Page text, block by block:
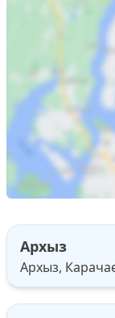
Архыз
Архыз,